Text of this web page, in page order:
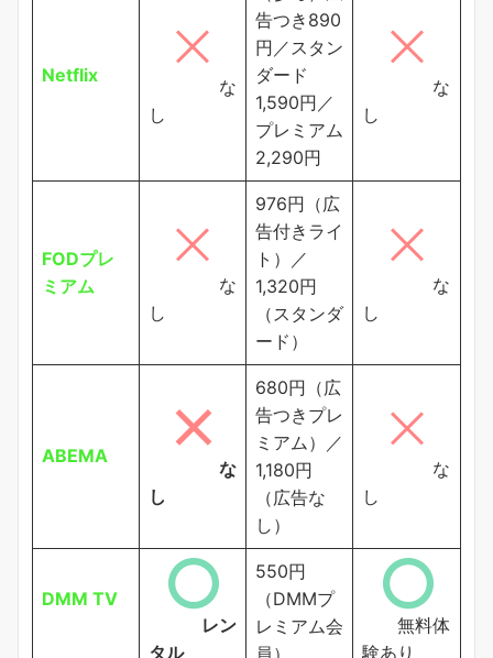
Netflix
な
し
告つき890
円／スタン
ダード
1,590円／
プレミアム
2,290円
な
し
FODプレ
ミアム
な
し
976円（広
告付きライ
ト）／
1,320円
（スタンダ
ード）
な
し
ABEMA
な
し
680円（広
告つきプレ
ミアム）／
1,180円
（広告な
し）
な
し
DMM TV
レン
タル
550円
（DMMプ
レミアム会
員）
無料体
験あり